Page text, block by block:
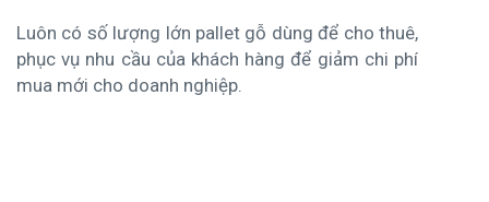
Luôn có số lượng lớn pallet gỗ dùng để cho thuê,
phục vụ nhu cầu của khách hàng để giảm chi phí
mua mới cho doanh nghiệp.